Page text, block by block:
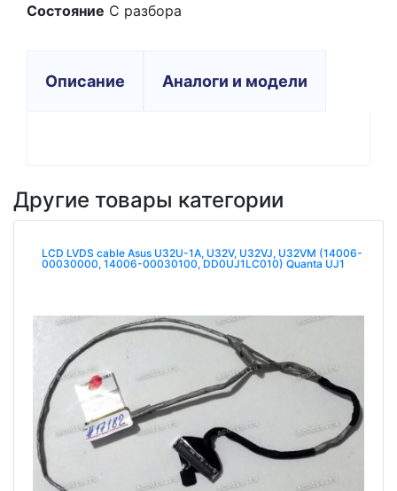
Состояние С разбора
Описание Аналоги и модели
Другие товары категории
LCD LVDS cable Asus U32U-1A, U32V, U32VJ, U32VM (14006-
00030000, 14006-00030100, DD0UJ1LC010) Quanta UJ1